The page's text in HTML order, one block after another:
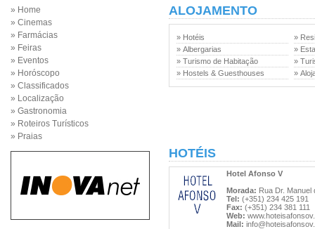
» Home
» Cinemas
» Farmácias
» Feiras
» Eventos
» Horóscopo
» Classificados
» Localização
» Gastronomia
» Roteiros Turísticos
» Praias
ALOJAMENTO
» Hotéis
»
» Albergarias
»
» Turismo de Habitação
»
» Hostels & Guesthouses
»
HOTÉIS
Hotel Afonso V
Morada: Rua Dr. Manuel
Tel: (+351) 234 425 191
Fax: (+351) 234 381 111
Web:
Mail: